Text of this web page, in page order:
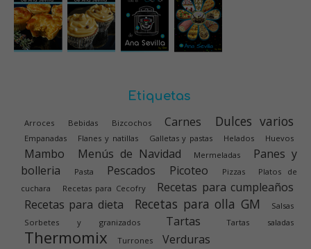
Etiquetas
Arroces Bebidas Bizcochos Carnes Dulces varios
Empanadas Flanes y natillas Galletas y pastas Helados Huevos
Mambo Menús de Navidad Mermeladas
Panes y
bolleria
Pasta Pescados Picoteo Pizzas
Platos de
cuchara
Recetas para Cecofry
Recetas para cumpleaños
Recetas para dieta
Recetas para olla GM
Salsas
Sorbetes y granizados
Tartas Tartas saladas
Thermomix Turrones Verduras